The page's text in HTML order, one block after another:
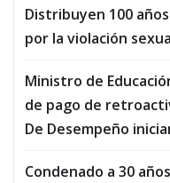
Distribuyen 100
por la violación
Ministro de
de pago de
De Desempeño
Condenado a 30